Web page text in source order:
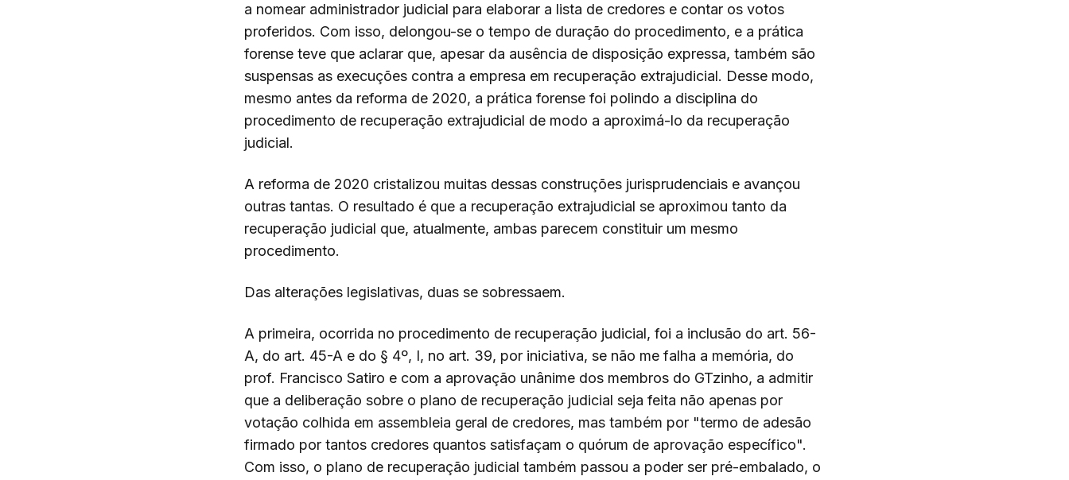
a nomear administrador judicial para elaborar a lista de credores e contar os votos
proferidos. Com isso, delongou-se o tempo de duração do procedimento, e a prática
forense teve que aclarar que, apesar da ausência de disposição expressa, também são
suspensas as execuções contra a empresa em recuperação extrajudicial. Desse modo,
mesmo antes da reforma de 2020, a prática forense foi polindo a disciplina do
procedimento de recuperação extrajudicial de modo a aproximá-lo da recuperação
judicial.
A reforma de 2020 cristalizou muitas dessas construções jurisprudenciais e avançou
outras tantas. O resultado é que a recuperação extrajudicial se aproximou tanto da
recuperação judicial que, atualmente, ambas parecem constituir um mesmo
procedimento.
Das alterações legislativas, duas se sobressaem.
A primeira, ocorrida no procedimento de recuperação judicial, foi a inclusão do art. 56-
A, do art. 45-A e do § 4º, I, no art. 39, por iniciativa, se não me falha a memória, do
prof. Francisco Satiro e com a aprovação unânime dos membros do GTzinho, a admitir
que a deliberação sobre o plano de recuperação judicial seja feita não apenas por
votação colhida em assembleia geral de credores, mas também por "termo de adesão
firmado por tantos credores quantos satisfaçam o quórum de aprovação específico".
Com isso, o plano de recuperação judicial também passou a poder ser pré-embalado, o